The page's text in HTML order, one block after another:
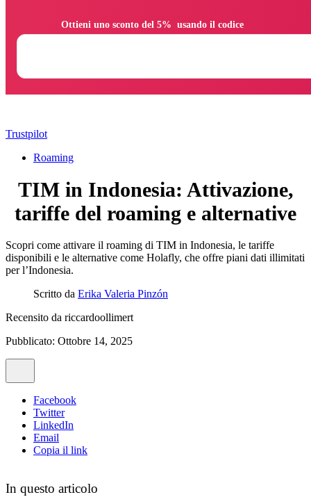
Trustpilot
Roaming
TIM in Indonesia: Attivazione,
tariffe del roaming e alternative
Scopri come attivare il roaming di TIM in Indonesia, le tariffe
disponibili e le alternative come Holafly, che offre piani dati illimitati
per l’Indonesia.
Scritto da Erika Valeria Pinzón
Recensito da riccardoollimert
Pubblicato: Ottobre 14, 2025
Facebook
Twitter
LinkedIn
Email
Copia il link
In questo articolo